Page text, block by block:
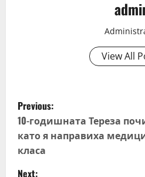
View All
P
o
s
Previous:
10-годишната Тереза
като я направиха
класа
Next: